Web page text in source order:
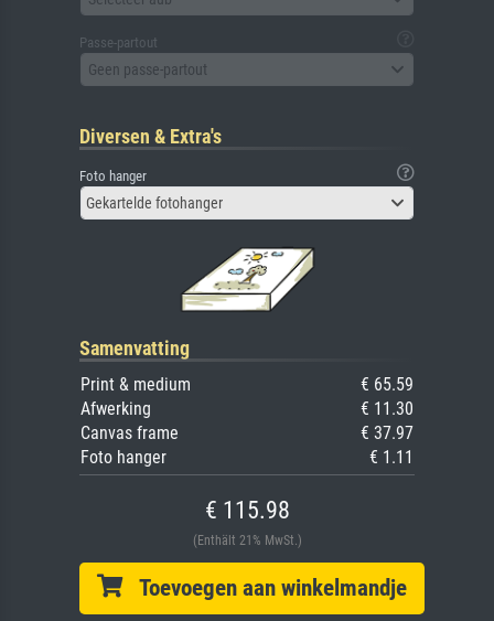
Passe-partout
Geen passe-partout
Diversen & Extra's
Foto hanger
Gekartelde fotohanger
Samenvatting
Print & medium
€ 65.59
Afwerking
€ 11.30
Canvas frame
€ 37.97
Foto hanger
€ 1.11
€ 115.98
(Enthält 21% MwSt.)
Toevoegen aan winkelmandje